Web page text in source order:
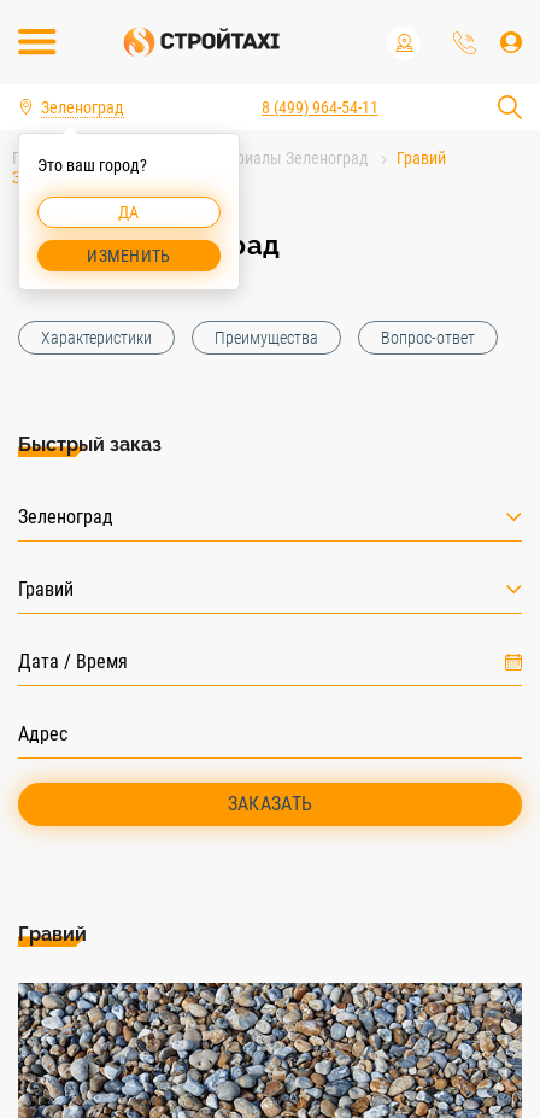
Зеленоград
Это ваш город?
ДА
ИЗМЕНИТЬ
8 (499) 964-54-11
Главная Строительные материалы Зеленоград
Гравий
Зеленоград
Гравий Зеленоград
Характеристики Преимущества Вопрос-ответ
Быстрый заказ
Зеленоград
Гравий
ЗАКАЗАТЬ
Гравий